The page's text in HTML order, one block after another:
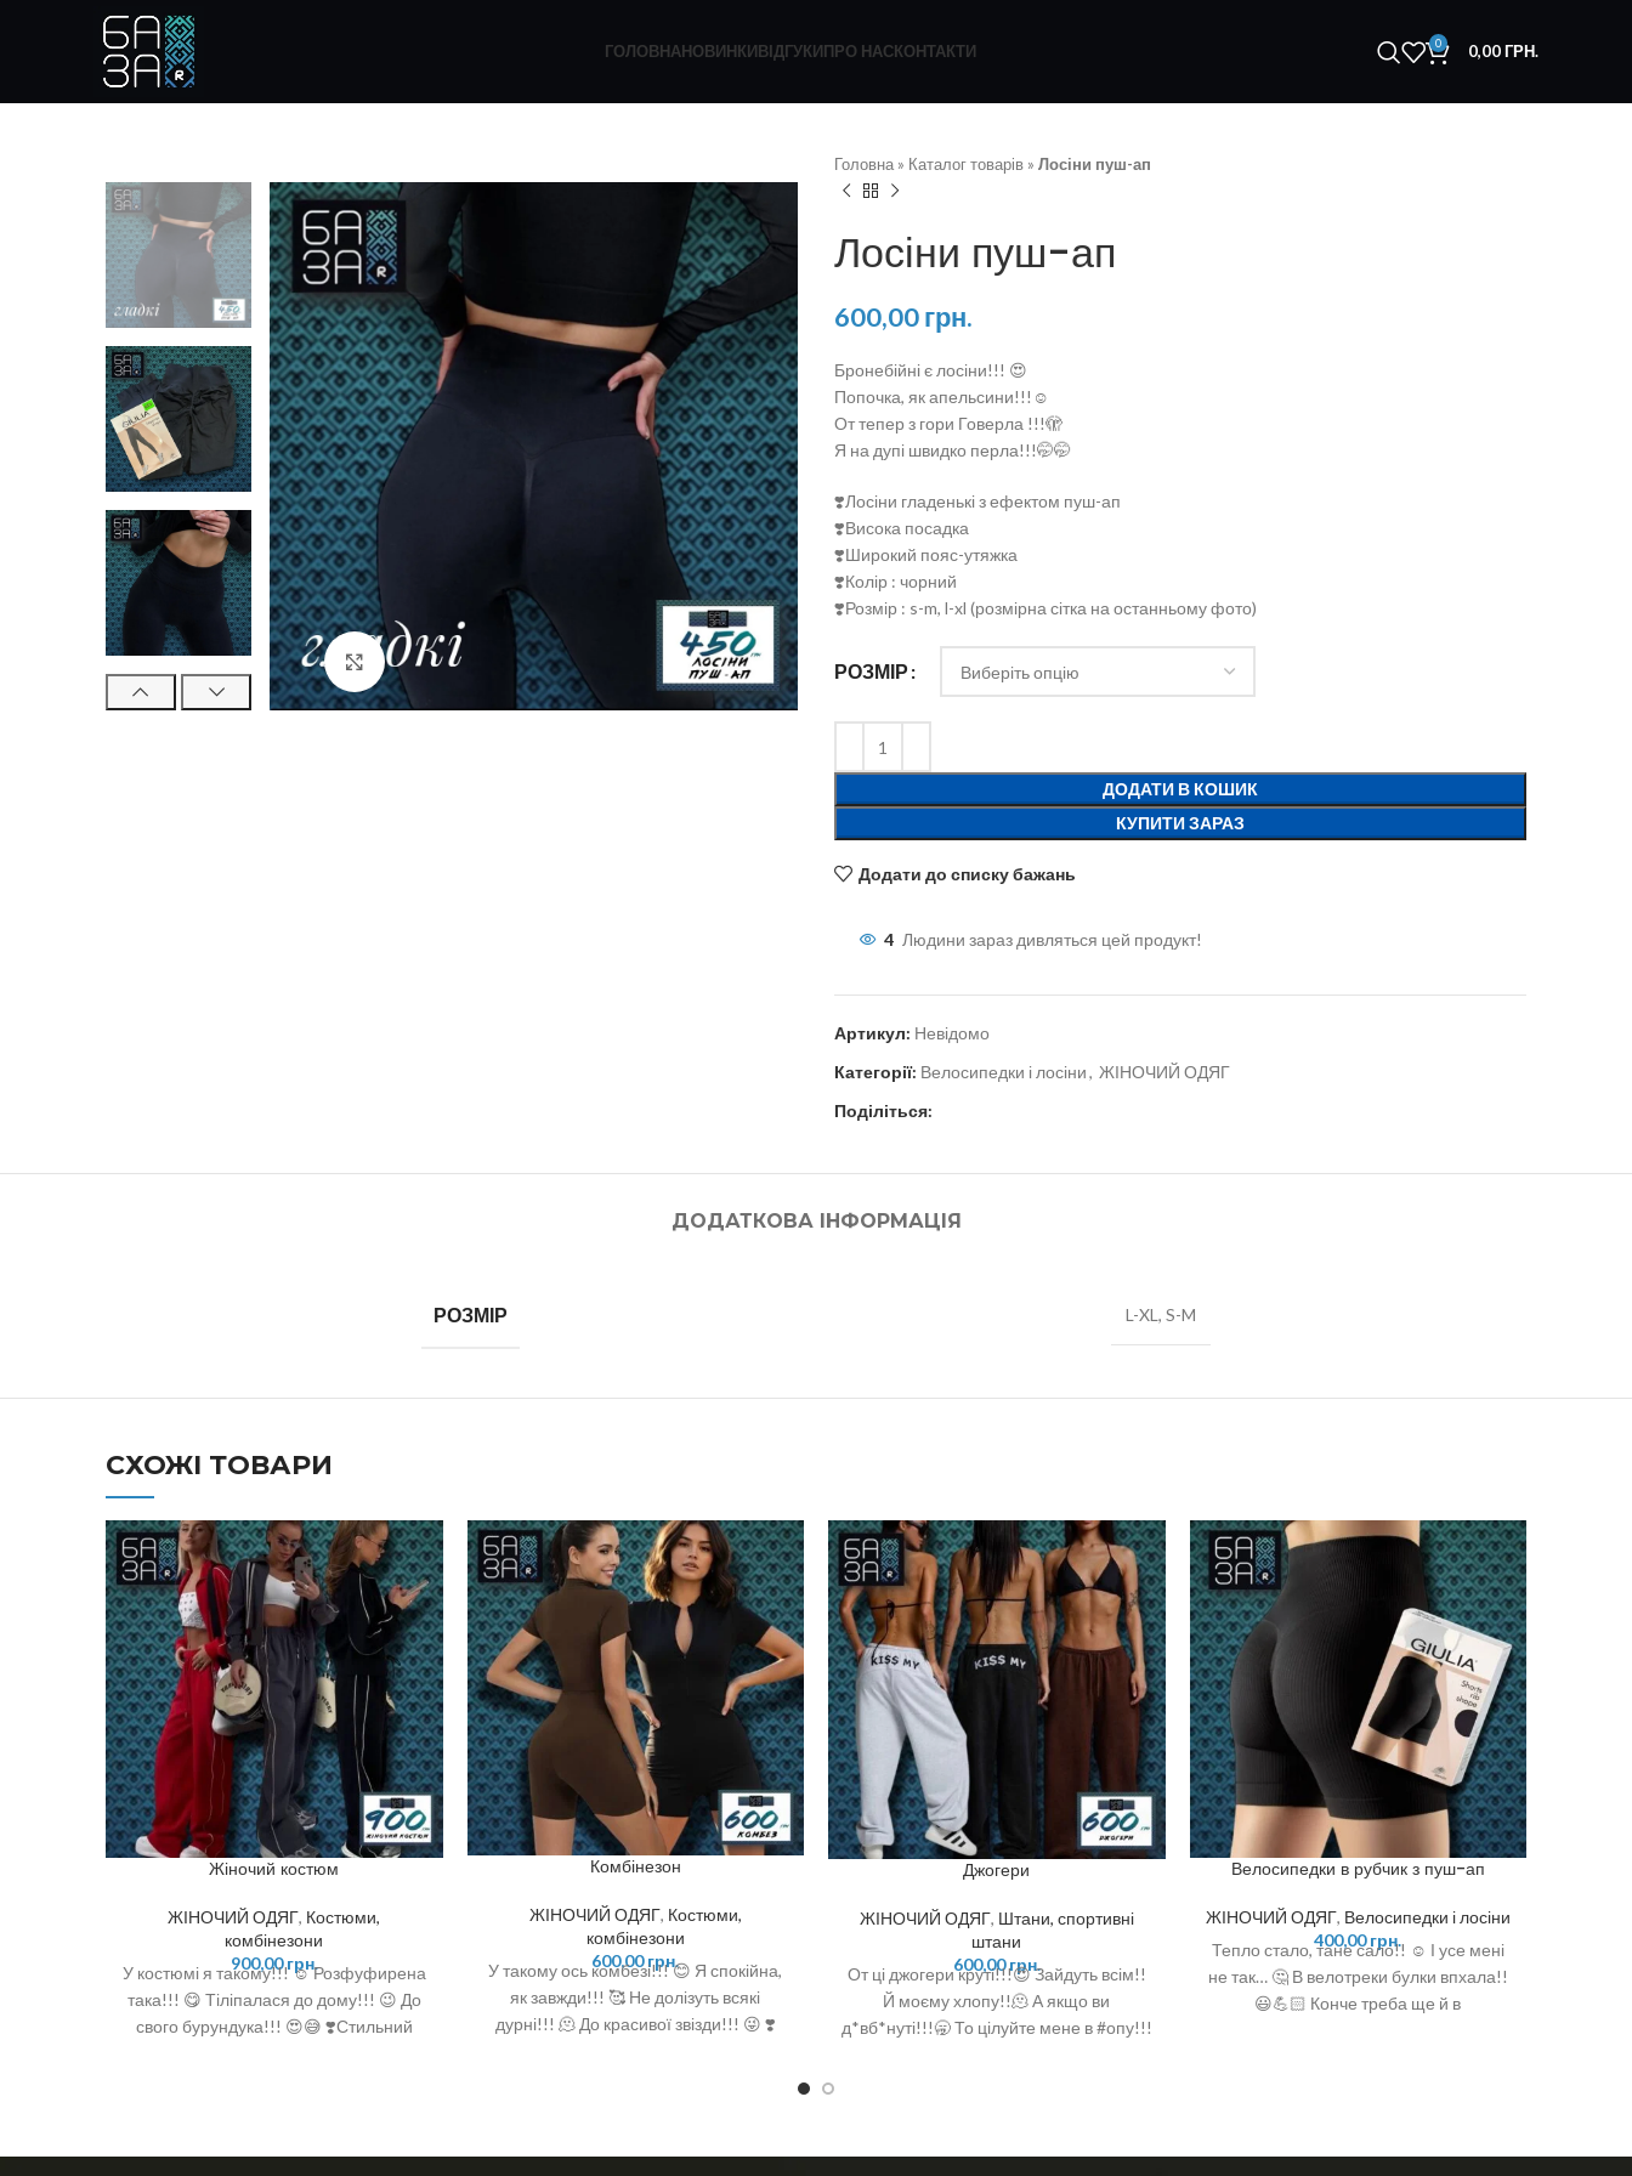
ГОЛОВНАНОВИНКИВІДГУКИПРО НАСКОНТАКТИ 0 0,00ГРН.
Натисніть, щоб збільшити
Головна » Каталог товарів » Лосіни пуш-ап
Лосіни пуш-ап
600,00грн.
Бронебійні є лосіни!!! 😍
Попочка, як апельсини!!!☺️
От тепер з гори Говерла !!!🫣
Я на дупі швидко перла!!!🤭🤭
❣️Лосіни гладенькі з ефектом пуш-ап
❣️Висока посадка
❣️Широкий пояс-утяжка
❣️Колір : чорний
❣️Розмір : s-m, l-xl (розмірна сітка на останньому фото)
РОЗМІР
ДОДАТИ В КОШИК
КУПИТИ ЗАРАЗ
Додати до списку бажань
4 Людини зараз дивляться цей продукт!
Артикул: Невідомо
Категорії: Велосипедки і лосіни, ЖІНОЧИЙ ОДЯГ
Поділіться:
ДОДАТКОВА ІНФОРМАЦІЯ
РОЗМІР L-XL, S-M
СХОЖІ ТОВАРИ
Жіночий костюм
ЖІНОЧИЙ ОДЯГ, Костюми,
комбінезони
900,00грн.
У костюмі я такому!!! ☺️ Розфуфирена
така!!! 😋 Тіліпалася до дому!!! 😉 До
свого бурундука!!! 😍😅 ❣️Стильний
зручні джогери на резинці, з кантом ❣️
Комбінезон
ЖІНОЧИЙ ОДЯГ, Костюми,
комбінезони
600,00грн.
У такому ось комбезі!!! 😊 Я спокійна,
як завжди!!! 🥰 Не долізуть всякі
дурні!!! 🫠 До красивої звізди!!! 😜 ❣️
Якість 💣 ❣️Кольори: чорний 🖤 шоколад
Джогери
ЖІНОЧИЙ ОДЯГ, Штани, спортивні
штани
600,00грн.
От ці джогери круті!!!😍 Зайдуть всім!!
Й моєму хлопу!!🫠 А якщо ви
д*вб*нуті!!!🥱 То цілуйте мене в #опу!!!
забезпечує комфортну посадку ❣️
Велосипедки в рубчик з пуш-ап
ЖІНОЧИЙ ОДЯГ, Велосипедки і лосіни
400,00грн.
Тепло стало, тане сало!! ☺️ І усе мені
не так… 🤔 В велотреки булки впхала!!
😃💪🏻 Конче треба ще й в